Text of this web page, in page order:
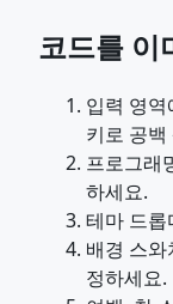
코드를 이
입력 영
키로 공백
프로그래
하세요.
테마 드롭
배경 스
정하세요.